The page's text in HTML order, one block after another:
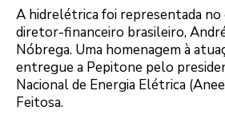
A hidrelétrica foi representada
diretor-financeiro brasileiro,
Nóbrega. Uma homenagem à
entregue a Pepitone pelo
Nacional de Energia Elétrica
Feitosa.